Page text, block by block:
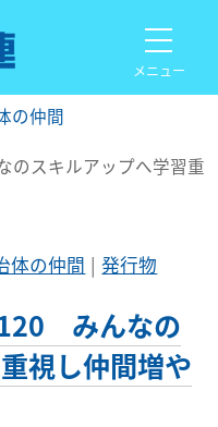
メニュー
の仲間
スキルアップへ学習重
体の仲間 発行物
みんなの
視し仲間増や